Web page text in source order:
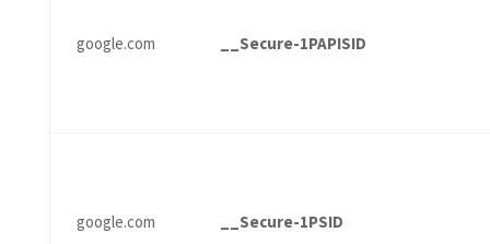
google.com __Secure-1PAPISID
google.com __Secure-1PSID